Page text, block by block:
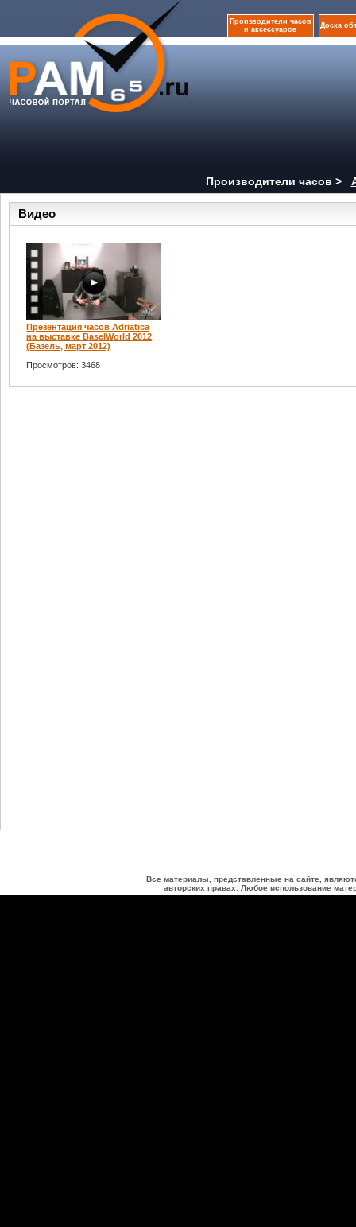
Производители часов
и аксессуаров
Доска
Производители часов >
Видео
Презентация часов Adriatica
на выставке BaselWorld 2012
(Базель, март 2012)
Просмотров: 3468
Все материалы, представленные на сайте,
авторских правах. Любое использование